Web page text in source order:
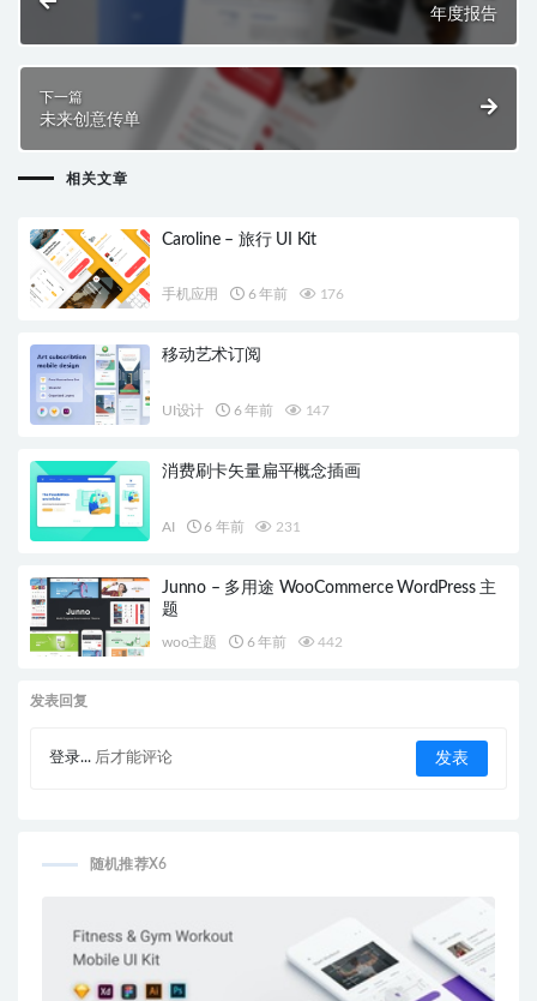
年度报告
下一篇
未来创意传单
相关文章
Caroline – 旅行 UI Kit
手机应用 6 年前 176
移动艺术订阅
UI设计 6 年前 147
消费刷卡矢量扁平概念插画
AI 6 年前 231
Junno – 多用途 WooCommerce WordPress 主
题
woo主题 6 年前 442
发表回复
登录... 后才能评论
随机推荐X6